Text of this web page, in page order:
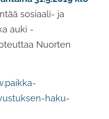
sosiaali- ja
auki -
Nuorten
haku-